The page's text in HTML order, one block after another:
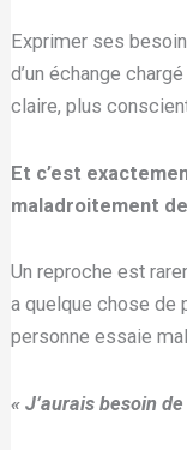
Exprimer ses
d’un échange
claire, plus
Et c’est
maladroitement
Un reproche est
a quelque chose de
personne essaie
« J’aurais besoin